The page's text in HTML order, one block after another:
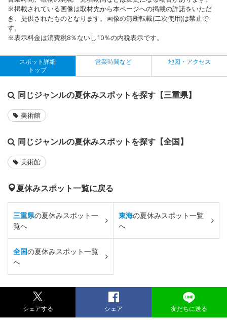
※掲載されている画像は取材先から本ページへの掲載の許諾をいただ
き、提供されたものとなります。画像の無断転載(二次使用)は禁止で
す。
※表示料金は消費税8％ないし10％の内税表示です。
スポット詳細
トップ
営業時間など 地図・アクセス
同じジャンルの夏休みスポットを探す【三重県】
美術館
同じジャンルの夏休みスポットを探す【全国】
美術館
夏休みスポット一覧に戻る
三重県の夏休みスポット一
覧へ
東海の夏休みスポット一覧
へ
全国の夏休みスポット一覧
へ
シェアする シェア 友だちに送る